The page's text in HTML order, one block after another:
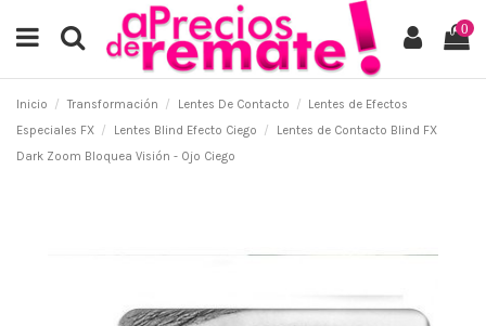
0
Inicio Transformación Lentes De Contacto
Lentes de Efectos
Especiales FX
Lentes Blind Efecto Ciego
Lentes de Contacto Blind FX
Dark Zoom Bloquea Visión - Ojo Ciego